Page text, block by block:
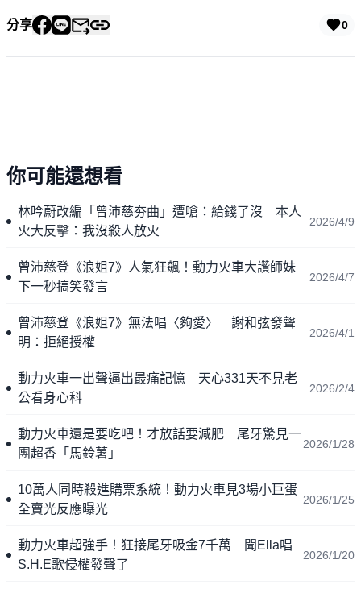
分享 0
你可能還想看
林吟蔚改編「曾沛慈夯曲」遭嗆：給錢了沒 本人
火大反擊：我沒殺人放火
2026/4/9
曾沛慈登《浪姐7》人氣狂飆！動力火車大讚師妹
下一秒搞笑發言
2026/4/7
曾沛慈登《浪姐7》無法唱〈夠愛〉 謝和弦發聲
明：拒絕授權
2026/4/1
動力火車一出聲逼出最痛記憶 天心331天不見老
公看身心科
2026/2/4
動力火車還是要吃吧！才放話要減肥 尾牙驚見一
團超香「馬鈴薯」
2026/1/28
10萬人同時殺進購票系統！動力火車見3場小巨蛋
全賣光反應曝光
2026/1/25
動力火車超強手！狂接尾牙吸金7千萬 聞Ella唱
S.H.E歌侵權發聲了
2026/1/20